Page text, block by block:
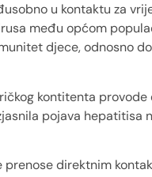
u kontaktu za
među općom
djece, odnosno
kontitenta
pojava hepatitisa
direktnim